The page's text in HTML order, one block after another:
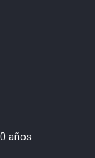
años